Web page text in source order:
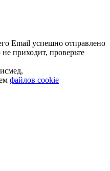
Email успешно отправлено
приходит, проверьте
файлов cookie